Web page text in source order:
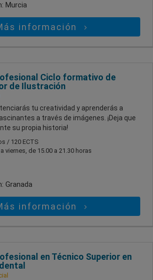
Murcia
información
Ciclo formativo de
de Ilustración
tu creatividad y aprenderás a
a través de imágenes. ¡Deja que
su propia historia!
/ 120 ECTS
viernes, de 15.00 a 21.30 horas
Granada
información
en Técnico Superior en